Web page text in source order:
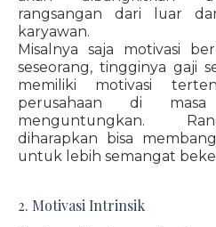
rangsangan dari luar
karyawan.
Misalnya saja motivasi
seseorang, tingginya gaji
memiliki motivasi
perusahaan di
menguntungkan.
diharapkan bisa
untuk lebih semangat
2. Motivasi Intrinsik